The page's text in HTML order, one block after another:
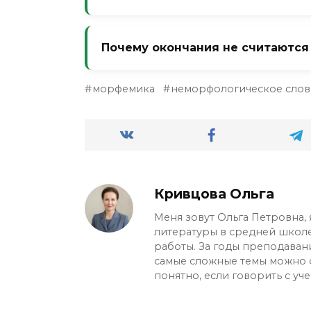
словообразующая.
обезвоживание… можете
Почему окончания не
разных количествах. А «книжка»
расширения словаря.
морфемика неморфологическое
Кривцова Ольга
Меня зовут Ольга Петровна,
литературы в средней
работы. За годы
самые сложные темы можно
понятно, если говорить с